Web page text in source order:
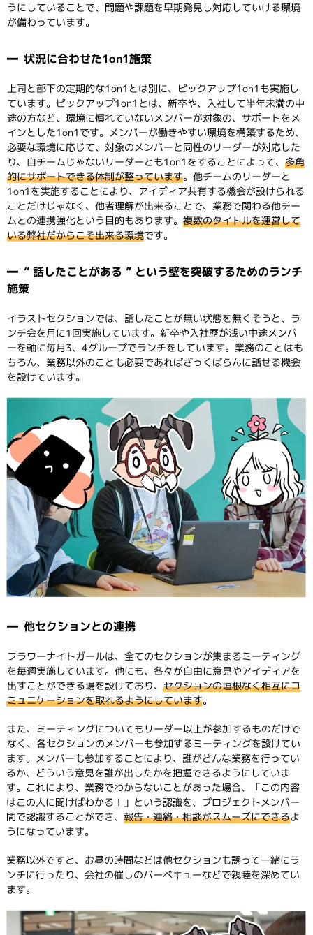
うにしていることで、問題や課題を早期発見し対応していける環境
が備わっています。
状況に合わせた1on1施策
上司と部下の定期的な1on1とは別に、ピックアップ1on1も実施し
ています。ピックアップ1on1とは、新卒や、入社して半年未満の中
途の方など、環境に慣れていないメンバーが対象の、サポートをメ
インとした1on1です。メンバーが働きやすい環境を構築するため、
必要な環境に応じて、対象のメンバーと同性のリーダーが対応した
り、自チームじゃないリーダーとも1on1をすることによって、 多角
的にサポートできる体制が整っています。他チームのリーダーと
1on1を実施することにより、アイディア共有する機会が設けられる
ことだけじゃなく、他者理解が出来ることで、業務で関わる他チー
ムとの連携強化という目的もあります。 複数のタイトルを運営して
いる弊社だからこそ出来る環境です。
“ 話したことがある ” という壁を突破するためのランチ
施策
イラストセクションでは、話したことが無い状態を無くそうと、ラ
ンチ会を月に1回実施しています。新卒や入社歴が浅い中途メンバ
ーを軸に毎月3、4グループでランチをしています。業務のことはも
ちろん、業務以外のことも必要であればざっくばらんに話せる機会
を設けています。
他セクションとの連携
フラワーナイトガールは、全てのセクションが集まるミーティング
を毎週実施しています。他にも、各々が自由に意見やアイディアを
出すことができる場を設けており、 セクションの垣根なく相互にコ
ミュニケーションを取れるようにしています。
また、ミーティングについてもリーダー以上が参加するものだけで
なく、各セクションのメンバーも参加するミーティングを設けてい
ます。メンバーも参加することにより、誰がどんな業務を行ってい
るか、どういう意見を誰が出したかを把握できるようにしていま
す。これにより、業務でわからないことがあった場合、「この内容
はこの人に聞けばわかる！」という認識を、プロジェクトメンバー
間で認識することができ、報告・連絡・相談がスムーズにできるよ
うになっています。
業務以外ですと、お昼の時間などは他セクションも誘って一緒にラ
ンチに行ったり、会社の催しのバーベキューなどで親睦を深めてい
ます。